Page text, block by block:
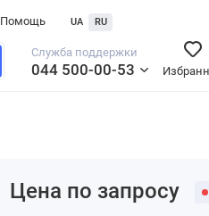
Помощь UA RU
Служба поддержки
044 500-00-53
Цена по запросу